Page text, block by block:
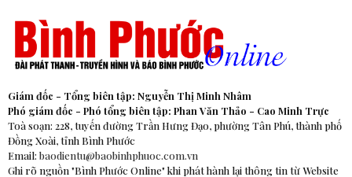
Giám đốc - Tổng biên tập: Nguyễn Thị Minh Nhâm
Phó giám đốc - Phó tổng biên tập: Phan Văn Thảo - Cao Minh Trực
Toà soạn: 228, tuyến đường Trần Hưng Đạo, phường Tân Phú, thành phố
Đồng Xoài, tỉnh Bình Phước
Email: baodientu@baobinhphuoc.com.vn
Ghi rõ nguồn "Bình Phước Online" khi phát hành lại thông tin từ Website